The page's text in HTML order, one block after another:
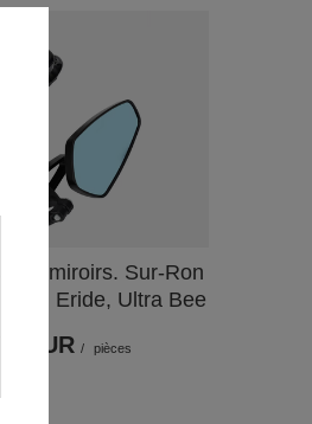
de miroirs. Sur-Ron
Eride, Ultra Bee
EUR / pièces